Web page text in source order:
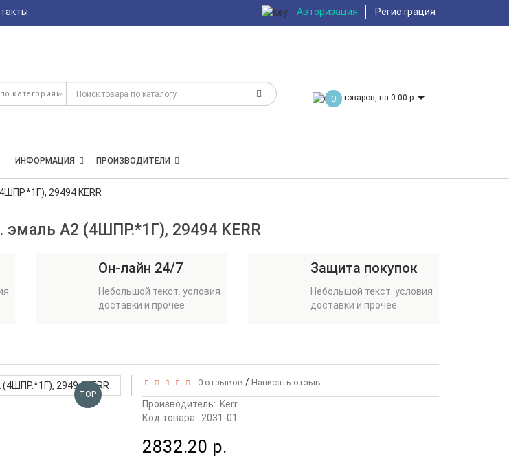
Авторизация Регистрация
0 товаров, на 0.00 р.
ИНФОРМАЦИЯ ПРОИЗВОДИТЕЛИ
29494 KERR
эмаль А2 (4ШПР.*1Г), 29494 KERR
Он-лайн 24/7
Небольшой текст. условия
доставки и прочее
Защита покупок
Небольшой текст. условия
доставки и прочее
TOP
0 отзывов / Написать отзыв
Производитель: Kerr
Код товара: 2031-01
2832.20 р.